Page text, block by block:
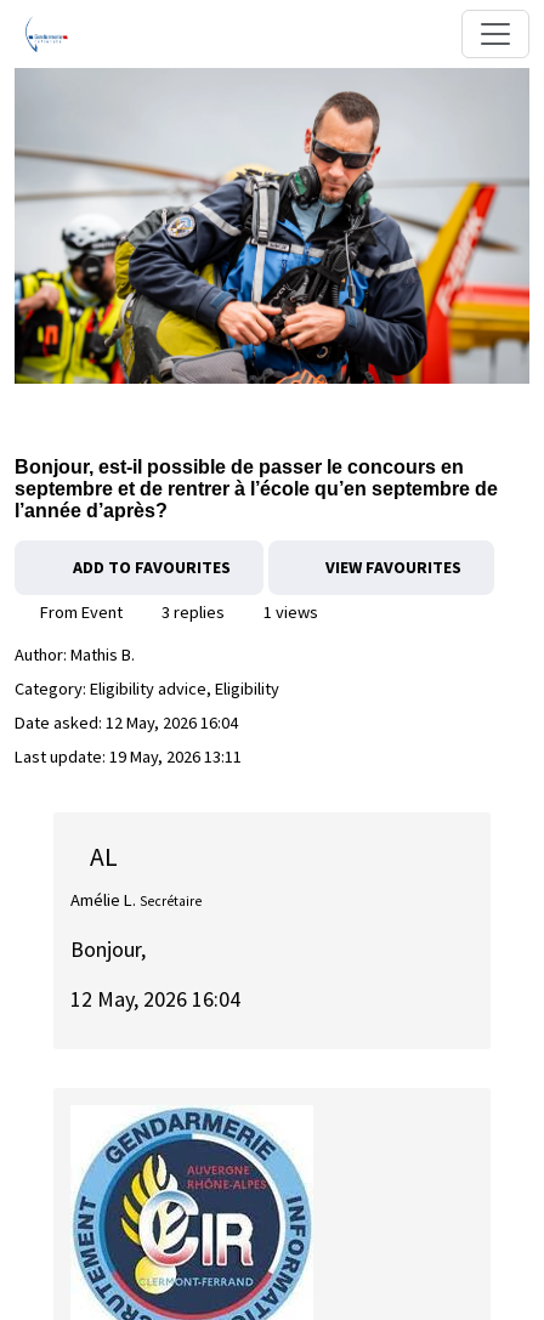
Bonjour, est-il possible de passer le concours en
septembre et de rentrer à l’école qu’en septembre de
l’année d’après?
ADD TO FAVOURITES VIEW FAVOURITES
From Event 3 replies
1 views
Author: Mathis B.
Category: Eligibility advice, Eligibility
Date asked: 12 May, 2026 16:04
Last update: 19 May, 2026 13:11
AL
Amélie L. Secrétaire
Bonjour,
12 May, 2026 16:04